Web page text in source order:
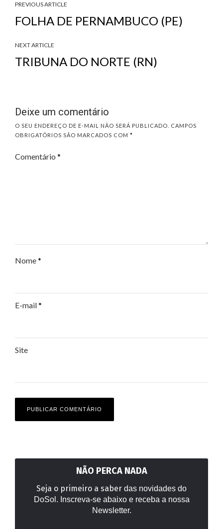
PREVIOUS ARTICLE
FOLHA DE PERNAMBUCO (PE)
NEXT ARTICLE
TRIBUNA DO NORTE (RN)
Deixe um comentário
O SEU ENDEREÇO DE E-MAIL NÃO SERÁ PUBLICADO.
CAMPOS
OBRIGATÓRIOS SÃO MARCADOS COM *
Comentário *
Nome*
E-mail*
Site
NÃO PERCA NADA
Seja o primeiro a saber das novidades do
DoSol. Inscreva-se abaixo e receba a nossa
Newsletter.